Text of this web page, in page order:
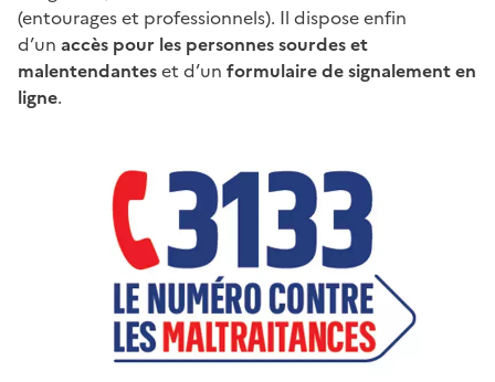
(entourages et professionnels). Il dispose enfin
d’un accès pour les personnes sourdes et
malentendanteset d’un formulaire de signalement en
ligne.